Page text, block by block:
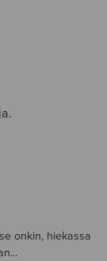
onkin, hiekassa